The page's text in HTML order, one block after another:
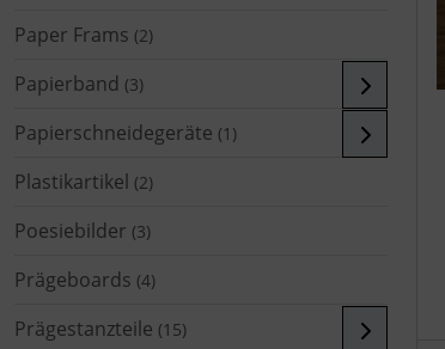
Paper Frams (2)
Papierband (3)
Papierschneidegeräte (1)
Plastikartikel (2)
Poesiebilder (3)
Prägeboards (4)
Prägestanzteile (15)